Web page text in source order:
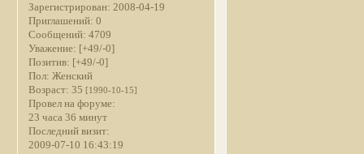
Зарегистрирован: 2008-04-19
Приглашений: 0
Сообщений: 4709
Уважение: [+49/-0]
Позитив: [+49/-0]
Пол: Женский
Возраст: 35 [1990-10-15]
Провел на форуме:
23 часа 36 минут
Последний визит:
2009-07-10 16:43:19